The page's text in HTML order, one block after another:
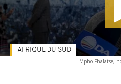
Mpho Phalatse,
AFRIQUE DU SUD